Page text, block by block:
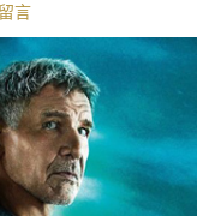
言